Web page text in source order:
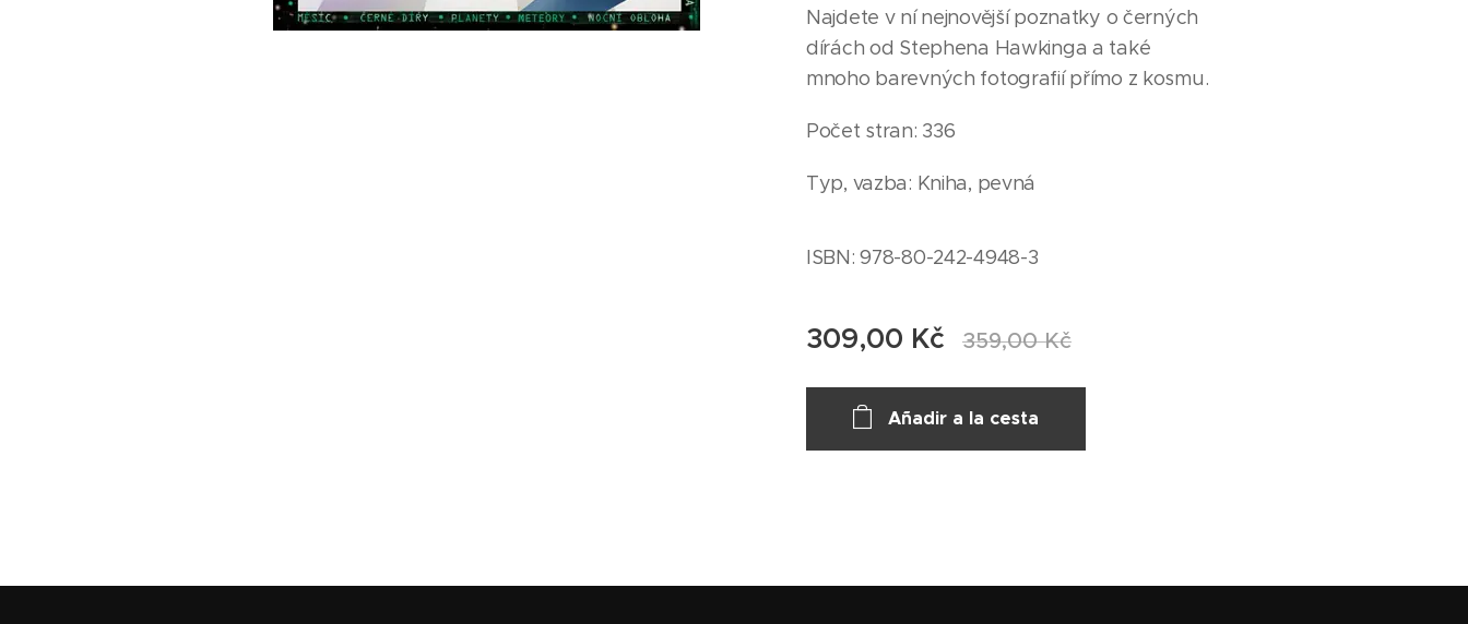
Najdete v ní nejnovější poznatky o černých
dírách od Stephena Hawkinga a také
mnoho barevných fotografií přímo z kosmu.
Počet stran: 336
Typ, vazba: Kniha, pevná
ISBN: 978-80-242-4948-3
309,00 Kč 359,00Kč
Añadir a la cesta